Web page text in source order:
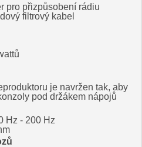
pro přizpůsobení rádiu
filtrový kabel
je navržen tak, aby
pod držákem nápojů
Hz - 200 Hz